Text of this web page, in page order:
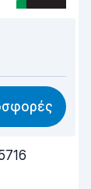
8,2
8,4